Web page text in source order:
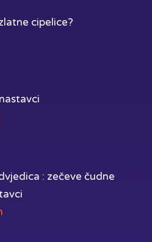
cipelice?
: zečeve čudne